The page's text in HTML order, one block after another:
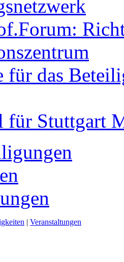
für das
für Stuttgart
| Veranstaltungen